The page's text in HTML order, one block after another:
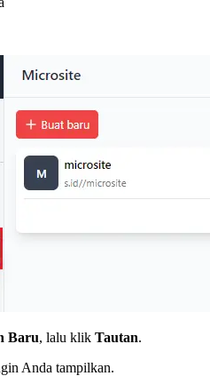
Baru, lalu klik Tautan.
Anda tampilkan.